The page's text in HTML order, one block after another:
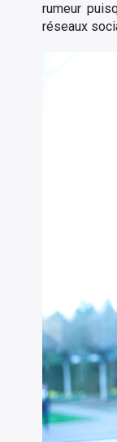
rumeur
réseaux